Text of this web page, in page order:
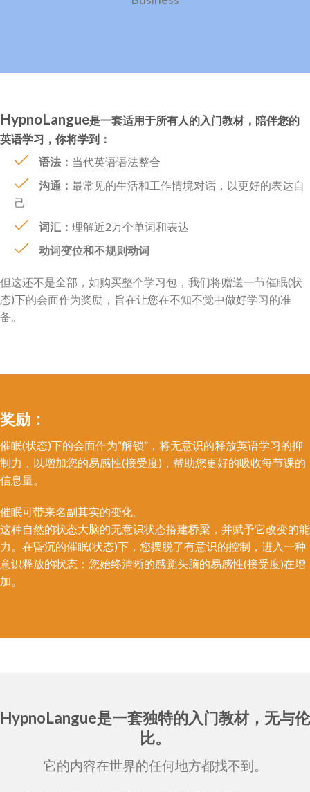
HypnoLangue是一套适用于所有人的入门教材，陪伴您的
英语学习，你将学到：
语法： 当代英语语法整合
沟通： 最常见的生活和工作情境对话，以更好的表达自
己
词汇： 理解近2万个单词和表达
动词变位和不规则动词
但这还不是全部，如购买整个学习包，我们将赠送一节催眠(状
态)下的会面作为奖励，旨在让您在不知不觉中做好学习的准
备。
奖励：
催眠(状态)下的会面作为“解锁”，将无意识的释放英语学习的抑
制力，以增加您的易感性(接受度)，帮助您更好的吸收每节课的
信息量。
催眠可带来名副其实的变化。
这种自然的状态大脑的无意识状态搭建桥梁，并赋予它改变的能
力。在昏沉的催眠(状态)下，您摆脱了有意识的控制，进入一种
意识释放的状态：您始终清晰的感觉头脑的易感性(接受度)在增
加。
HypnoLangue是一套独特的入门教材，无与伦
比。
它的内容在世界的任何地方都找不到。